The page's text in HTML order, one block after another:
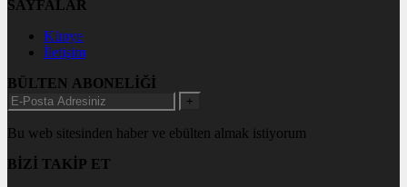
SAYFALAR
Künye
İletişim
BÜLTEN ABONELİĞİ
+
Bu web sitesinden haber ve ebülten almak istiyorum
BİZİ TAKİP ET